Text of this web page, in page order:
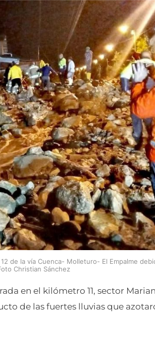
de la vía Cuenca- Molleturo- El Empalme
Christian Sánchez
en el kilómetro 11, sector
de las fuertes lluvias que